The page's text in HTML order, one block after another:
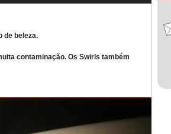
de beleza.
contaminação. Os Swirls também